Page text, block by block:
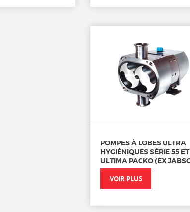
POMPES À LOBES ULTRA
HYGIÉNIQUES SÉRIE 55 ET
ULTIMA PACKO (EX
VOIR PLUS